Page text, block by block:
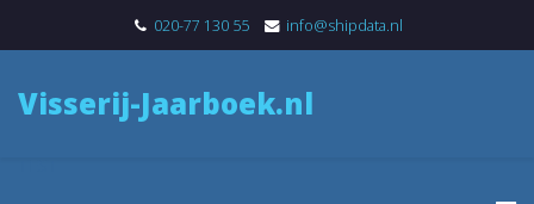
020-77 130 55 info@shipdata.nl
Visserij-Jaarboek.nl